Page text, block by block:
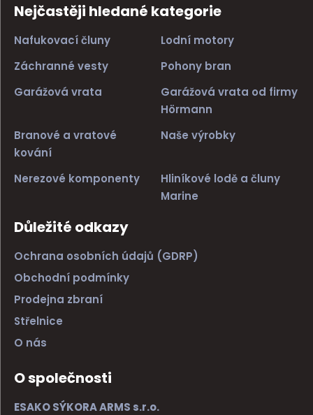
Nejčastěji hledané kategorie
Nafukovací čluny
Lodní motory
Záchranné vesty
Pohony bran
Garážová vrata
Garážová vrata od firmy
Hörmann
Branové a vratové
kování
Naše výrobky
Nerezové komponenty
Hliníkové lodě a čluny
Marine
Důležité odkazy
Ochrana osobních údajů (GDRP)
Obchodní podmínky
Prodejna zbraní
Střelnice
O nás
O společnosti
ESAKO SÝKORA ARMS s.r.o.